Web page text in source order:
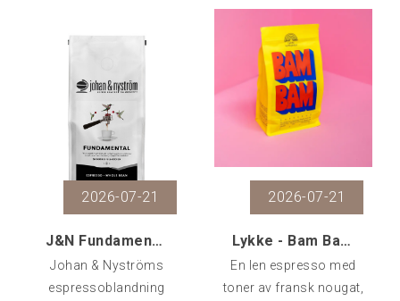
2026-07-21
J&N Fundamental Espresso, 500 gr
Johan & Nyströms
espressoblandning
2026-07-21
Lykke - Bam Bam Espresso, 500 gr
En len espresso med
toner av fransk nougat,